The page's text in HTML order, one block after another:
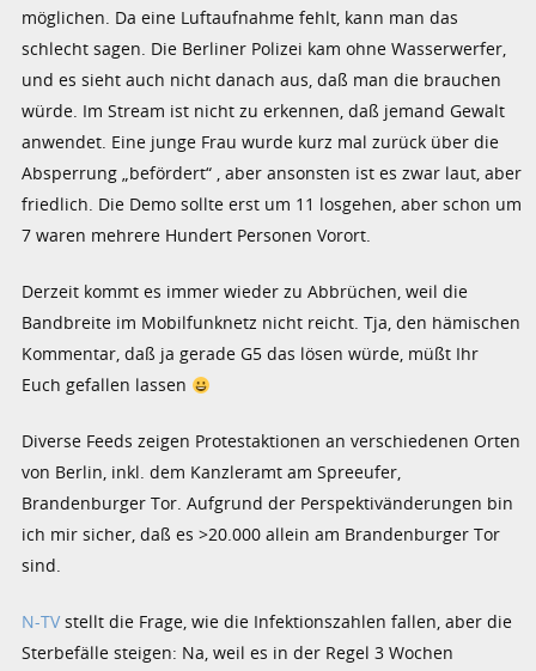
möglichen. Da eine Luftaufnahme fehlt, kann man das
schlecht sagen. Die Berliner Polizei kam ohne Wasserwerfer,
und es sieht auch nicht danach aus, daß man die brauchen
würde. Im Stream ist nicht zu erkennen, daß jemand Gewalt
anwendet. Eine junge Frau wurde kurz mal zurück über die
Absperrung „befördert“ , aber ansonsten ist es zwar laut, aber
friedlich. Die Demo sollte erst um 11 losgehen, aber schon um
7 waren mehrere Hundert Personen Vorort.
Derzeit kommt es immer wieder zu Abbrüchen, weil die
Bandbreite im Mobilfunknetz nicht reicht. Tja, den hämischen
Kommentar, daß ja gerade G5 das lösen würde, müßt Ihr
Euch gefallen lassen
Diverse Feeds zeigen Protestaktionen an verschiedenen Orten
von Berlin, inkl. dem Kanzleramt am Spreeufer,
Brandenburger Tor. Aufgrund der Perspektivänderungen bin
ich mir sicher, daß es >20.000 allein am Brandenburger Tor
sind.
N-TV stellt die Frage, wie die Infektionszahlen fallen, aber die
Sterbefälle steigen: Na, weil es in der Regel 3 Wochen